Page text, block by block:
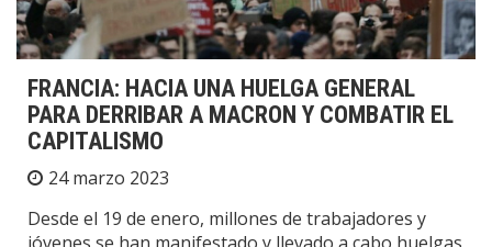
FRANCIA: HACIA UNA HUELGA GENERAL
PARA DERRIBAR A MACRON Y COMBATIR EL
CAPITALISMO
24 marzo 2023
Desde el 19 de enero, millones de trabajadores y
jóvenes se han manifestado y llevado a cabo huelgas